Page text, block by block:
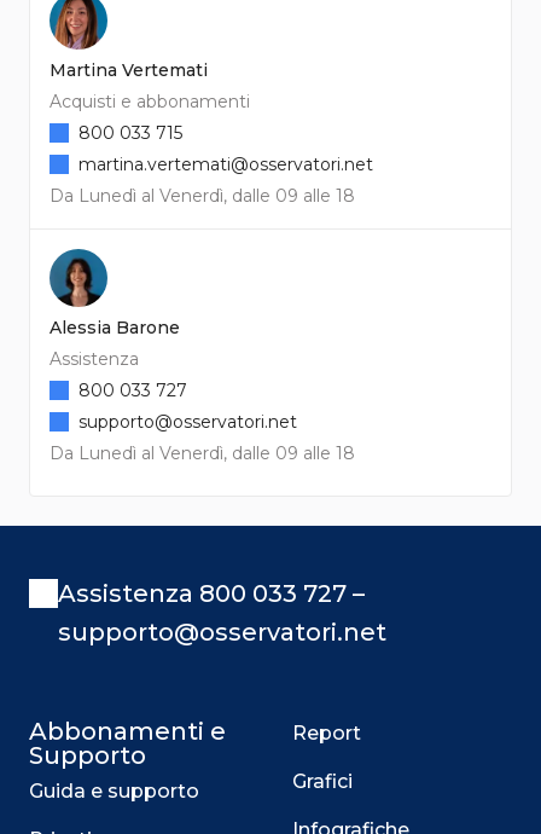
Martina Vertemati
Acquisti e abbonamenti
Da Lunedì al Venerdì, dalle 09 alle 18
800 033 715
martina.vertemati@osservatori.net
Alessia Barone
Assistenza
Da Lunedì al Venerdì, dalle 09 alle 18
800 033 727
supporto@osservatori.net
Assistenza 800 033 727 –
supporto@osservatori.net
Abbonamenti e
Supporto
Guida e supporto
Report
Grafici